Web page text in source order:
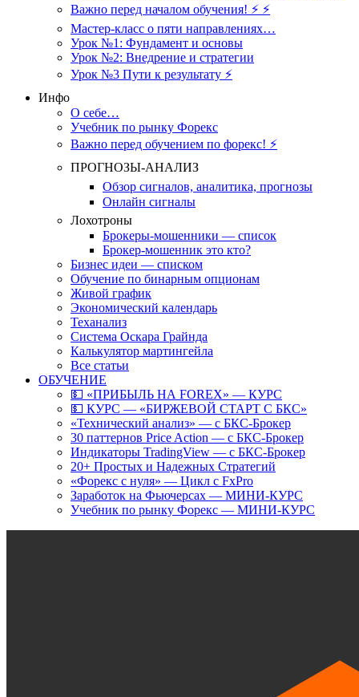
Важно перед началом обучения! ⚡ ⚡
Мастер-класс о пяти направлениях…
Урок №1: Фундамент и основы
Урок №2: Внедрение и стратегии
Урок №3 Пути к результату ⚡️
Инфо
О себе…
Учебник по рынку Форекс
Важно перед обучением по форекс! ⚡
ПРОГНОЗЫ-АНАЛИЗ
Обзор сигналов, аналитика, прогнозы
Онлайн сигналы
Лохотроны
Брокеры-мошенники — список
Брокер-мошенник это кто?
Бизнес идеи — списком
Обучение по бинарным опционам
Живой график
Экономический календарь
Теханализ
Система Оскара Грайнда
Калькулятор мартингейла
Все статьи
ОБУЧЕНИЕ
💵 «ПРИБЫЛЬ НА FOREX» — КУРС
💵 КУРС — «БИРЖЕВОЙ СТАРТ С БКС»
«Технический анализ» — с БКС-Брокер
30 паттернов Price Action — с БКС-Брокер
Индикаторы TradingView — с БКС-Брокер
20+ Простых и Надежных Стратегий
«Форекс с нуля» — Цикл с FxPro
Заработок на Фьючерсах — МИНИ-КУРС
Учебник по рынку Форекс — МИНИ-КУРС